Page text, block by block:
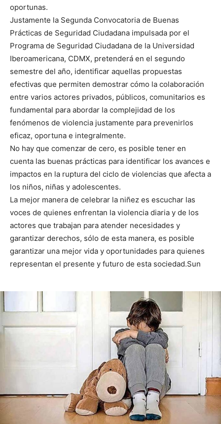
oportunas.
Justamente la Segunda Convocatoria de Buenas
Prácticas de Seguridad Ciudadana impulsada por el
Programa de Seguridad Ciudadana de la Universidad
Iberoamericana, CDMX, pretenderá en el segundo
semestre del año, identificar aquellas propuestas
efectivas que permiten demostrar cómo la colaboración
entre varios actores privados, públicos, comunitarios es
fundamental para abordar la complejidad de los
fenómenos de violencia justamente para prevenirlos
eficaz, oportuna e integralmente.
No hay que comenzar de cero, es posible tener en
cuenta las buenas prácticas para identificar los avances e
impactos en la ruptura del ciclo de violencias que afecta a
los niños, niñas y adolescentes.
La mejor manera de celebrar la niñez es escuchar las
voces de quienes enfrentan la violencia diaria y de los
actores que trabajan para atender necesidades y
garantizar derechos, sólo de esta manera, es posible
garantizar una mejor vida y oportunidades para quienes
representan el presente y futuro de esta sociedad.Sun